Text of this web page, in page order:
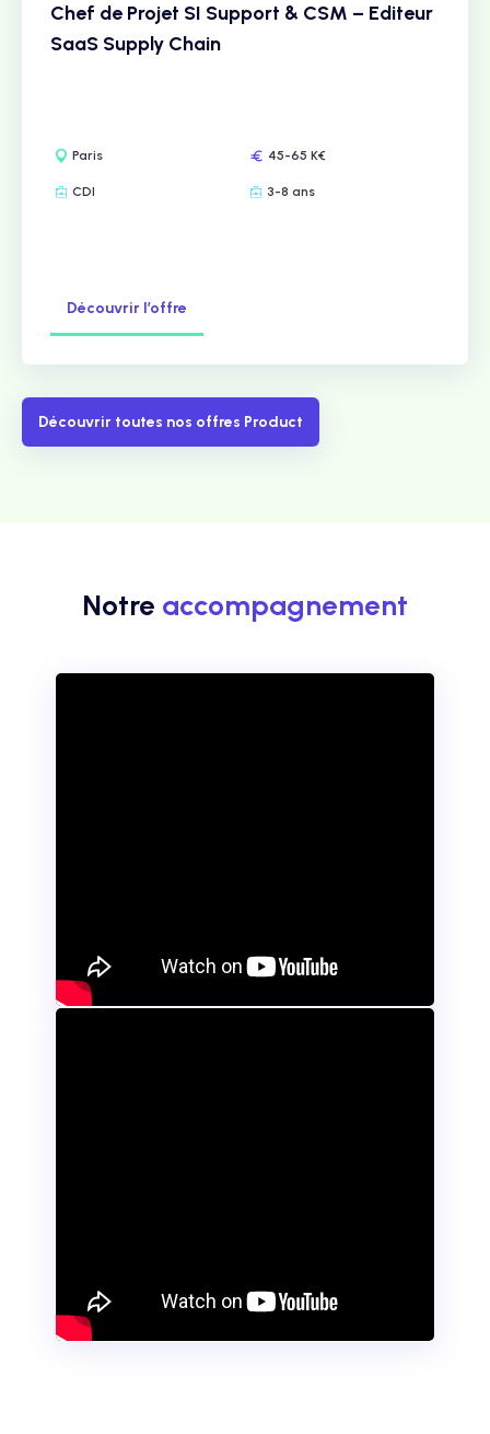
Chef de Projet SI Support & CSM – Editeur
SaaS Supply Chain
Paris 45-65 K€
CDI 3-8 ans
Découvrir l’offre
Découvrir toutes nos offres Product
Notre accompagnement